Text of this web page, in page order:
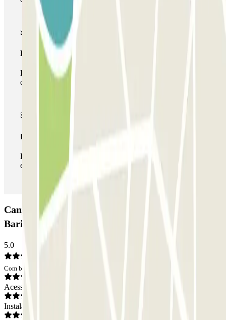
Passe multiestacionamento
Durante a sua estadia, pode utilizar toda a rede de parques
de estacionamento deste operador disponível em Parclick.
Passe ilimitado
Durante a sua estadia, pode entrar e sair do parque de
estacionamento as vezes que quiser.
Canyon Parking - Shuttle - Stazione & Porto di
Bari: Opiniões
5.0
Com base em 1 opiniões
Acesso
Instalações